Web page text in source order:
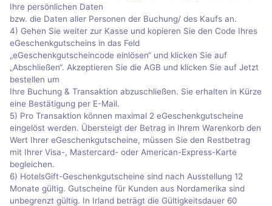
Ihre persönlichen Daten
bzw. die Daten aller Personen der Buchung/ des Kaufs an.
4) Gehen Sie weiter zur Kasse und kopieren Sie den Code Ihres
eGeschenkgutscheins in das Feld
„eGeschenkgutscheincode einlösen“ und klicken Sie auf
„Abschließen“. Akzeptieren Sie die AGB und klicken Sie auf Jetzt
bestellen um
Ihre Buchung & Transaktion abzuschließen. Sie erhalten in Kürze
eine Bestätigung per E-Mail.
5) Pro Transaktion können maximal 2 eGeschenkgutscheine
eingelöst werden. Übersteigt der Betrag in Ihrem Warenkorb den
Wert Ihrer eGeschenkgutscheine, müssen Sie den Restbetrag
mit Ihrer Visa-, Mastercard- oder American-Express-Karte
begleichen.
6) HotelsGift-Geschenkgutscheine sind nach Ausstellung 12
Monate gültig. Gutscheine für Kunden aus Nordamerika sind
unbegrenzt gültig. In Irland beträgt die Gültigkeitsdauer 60